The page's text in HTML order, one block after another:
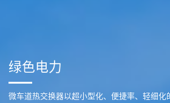
绿色电力
微车道热交换器以超小型化、便捷率、轻细